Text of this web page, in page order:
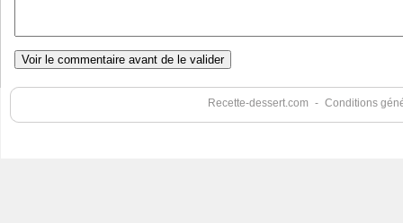
Recette-dessert.com - Conditions